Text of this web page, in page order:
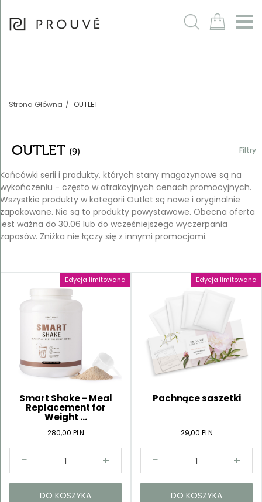
m
Strona Główna OUTLET
OUTLET (9) Filtry
Końcówki serii i produkty, których stany magazynowe są na
wykończeniu - często w atrakcyjnych cenach promocyjnych.
Wszystkie produkty w kategorii Outlet są nowe i oryginalnie
zapakowane. Nie są to produkty powystawowe. Obecna oferta
jest ważna do 30.06 lub do wcześniejszego wyczerpania
zapasów. Zniżka nie łączy się z innymi promocjami.
Edycja limitowana
Smart Shake - Meal
Replacement for
Weight ...
280,00 PLN
DO KOSZYKA
Edycja limitowana
Pachnące saszetki
29,00 PLN
DO KOSZYKA
Filtry
Sortowanie
Domyślnie
Kategorie